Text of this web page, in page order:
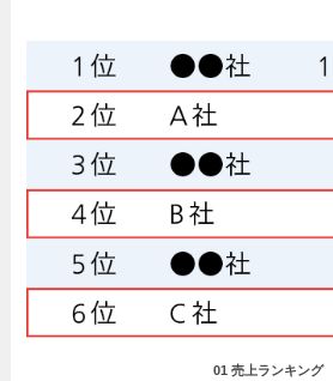
01 売上ランキング